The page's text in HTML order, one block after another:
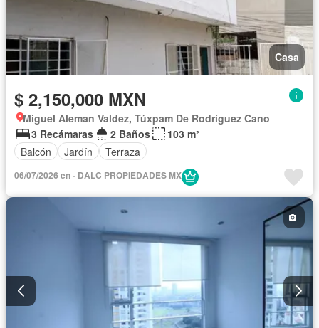
Casa
$ 2,150,000 MXN
Miguel Aleman Valdez, Túxpam De Rodríguez Cano
3 Recámaras
2 Baños
103 m²
Balcón
Jardín Terraza
06/07/2026 en - DALC PROPIEDADES MX